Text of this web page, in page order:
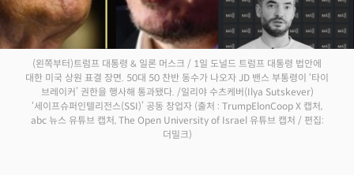
(왼쪽부터)트럼프 대통령 & 일론 머스크 / 1일 도널드 트럼프 대통령 법안에
대한 미국 상원 표결 장면. 50대 50 찬반 동수가 나오자 JD 밴스 부통령이 ‘타이
브레이커’ 권한을 행사해 통과됐다. /일리야 수츠케버(Ilya Sutskever)
‘세이프슈퍼인텔리전스(SSI)’ 공동 창업자 (출처 : TrumpElonCoop X 캡처,
abc 뉴스 유튜브 캡처, The Open University of Israel 유튜브 캡처 / 편집:
더밀크)